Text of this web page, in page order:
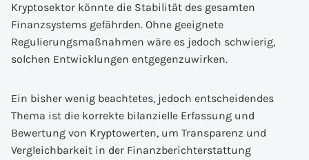
Kryptosektor könnte die Stabilität des gesamten
Finanzsystems gefährden. Ohne geeignete
Regulierungsmaßnahmen wäre es jedoch schwierig,
solchen Entwicklungen entgegenzuwirken.
Ein bisher wenig beachtetes, jedoch entscheidendes
Thema ist die korrekte bilanzielle Erfassung und
Bewertung von Kryptowerten, um Transparenz und
Vergleichbarkeit in der Finanzberichterstattung